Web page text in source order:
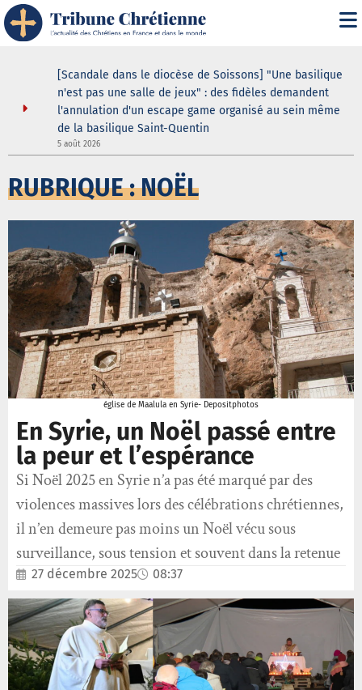
[Scandale dans le diocèse de Soissons] "Une basilique
n'est pas une salle de jeux" : des fidèles demandent
l'annulation d'un escape game organisé au sein même
de la basilique Saint-Quentin
5 août 2026
RUBRIQUE : NOËL
église de Maalula en Syrie- Depositphotos
En Syrie, un Noël passé entre
la peur et l’espérance
Si Noël 2025 en Syrie n’a pas été marqué par des
violences massives lors des célébrations chrétiennes,
il n’en demeure pas moins un Noël vécu sous
surveillance, sous tension et souvent dans la retenue
27 décembre 2025 08:37